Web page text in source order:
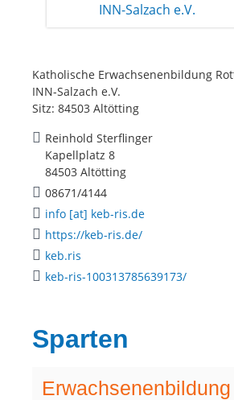
Katholische Erwachsenenbildung
INN-Salzach e.V.
Sitz: 84503 Altötting
Reinhold Sterflinger
Kapellplatz 8
84503 Altötting
08671/4144
info [at] keb-ris.de
https://keb-ris.de/
keb.ris
keb-ris-100313785639173/
Sparten
Erwachsenenbildung